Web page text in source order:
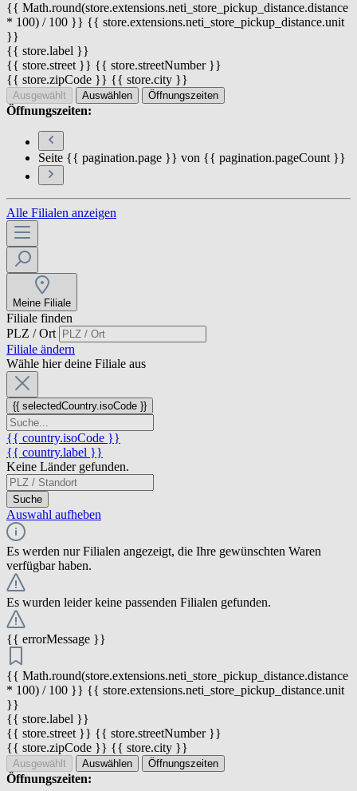
{{ Math.round(store.extensions.neti_store_pickup_distance.distance
* 100) / 100 }} {{ store.extensions.neti_store_pickup_distance.unit
}}
{{ store.label }}
{{ store.street }} {{ store.streetNumber }}
{{ store.zipCode }} {{ store.city }}
Ausgewählt Auswählen Öffnungszeiten
Öffnungszeiten:
Seite {{ pagination.page }} von {{ pagination.pageCount }}
Alle Filialen anzeigen
Meine Filiale
Filiale finden
PLZ / Ort
Filiale ändern
Wähle hier deine Filiale aus
{{ selectedCountry.isoCode }}
{{ country.isoCode }}
{{ country.label }}
Keine Länder gefunden.
Suche
Auswahl aufheben
Es werden nur Filialen angezeigt, die Ihre gewünschten Waren
verfügbar haben.
Es wurden leider keine passenden Filialen gefunden.
{{ errorMessage }}
{{ Math.round(store.extensions.neti_store_pickup_distance.distance
* 100) / 100 }} {{ store.extensions.neti_store_pickup_distance.unit
}}
{{ store.label }}
{{ store.street }} {{ store.streetNumber }}
{{ store.zipCode }} {{ store.city }}
Ausgewählt Auswählen Öffnungszeiten
Öffnungszeiten: